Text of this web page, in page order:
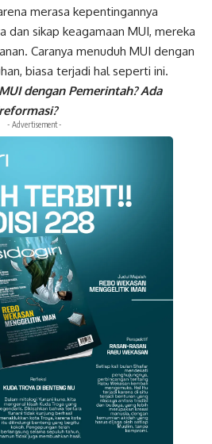
merasa kepentingannya
sikap keagamaan MUI, mereka
Caranya menuduh MUI dengan
biasa terjadi hal seperti ini.
dengan Pemerintah? Ada
- Advertisement -